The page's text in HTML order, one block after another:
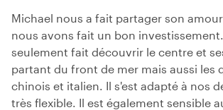
Michael nous a fait partager son
nous avons fait un bon
seulement fait découvrir le centre et
partant du front de mer mais aussi les
chinois et italien. Il s'est adapté à nos
très flexible. Il est également sensible